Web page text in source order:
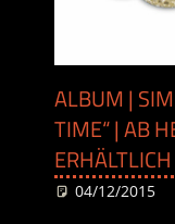
ALBUM |
TIME“ | AB
ERHÄLTLICH
04/12/2015